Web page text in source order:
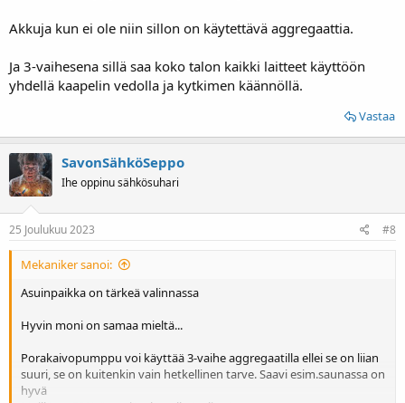
Akkuja kun ei ole niin sillon on käytettävä aggregaattia.
Ja 3-vaihesena sillä saa koko talon kaikki laitteet käyttöön
yhdellä kaapelin vedolla ja kytkimen käännöllä.
Vastaa
SavonSähköSeppo
Ihe oppinu sähkösuhari
25 Joulukuu 2023 #8
Mekaniker sanoi:
Asuinpaikka on tärkeä valinnassa
Hyvin moni on samaa mieltä...
Porakaivopumppu voi käyttää 3-vaihe aggregaatilla ellei se on liian
suuri, se on kuitenkin vain hetkellinen tarve. Saavi esim.saunassa on
hyvä